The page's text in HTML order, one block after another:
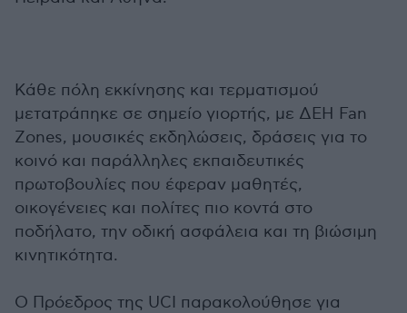
Κάθε πόλη εκκίνησης και τερματισμού
μετατράπηκε σε σημείο γιορτής, με ΔΕΗ Fan
Zones, μουσικές εκδηλώσεις, δράσεις για το
κοινό και παράλληλες εκπαιδευτικές
πρωτοβουλίες που έφεραν μαθητές,
οικογένειες και πολίτες πιο κοντά στο
ποδήλατο, την οδική ασφάλεια και τη βιώσιμη
κινητικότητα.
Ο Πρόεδρος της UCI παρακολούθησε για